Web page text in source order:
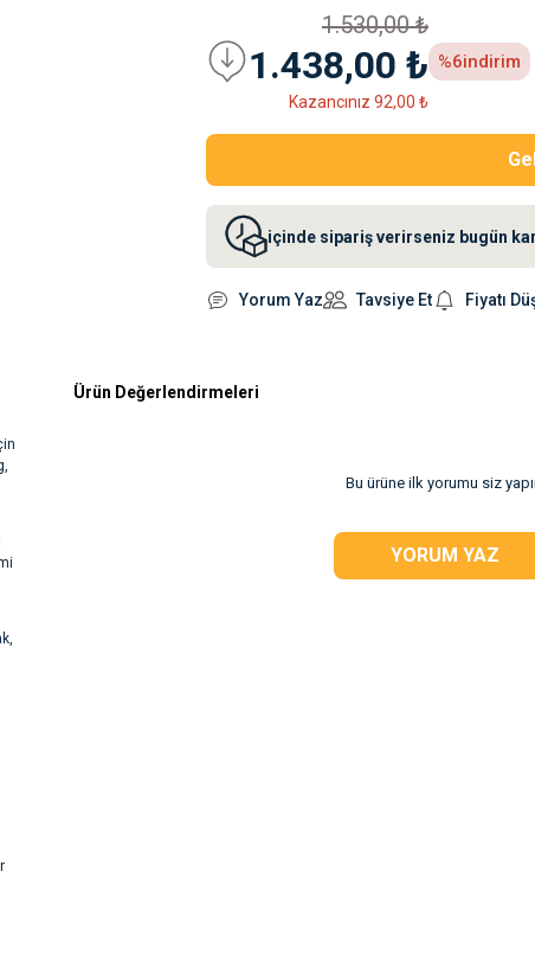
1.530,00 ₺
1.438,00 ₺
Kazancınız 92,00 ₺
%6indirim
içinde sipariş verirseniz bugün
Yorum Yaz Tavsiye Et Fiyatı
Ürün Değerlendirmeleri
Bu ürüne ilk yorumu siz
YORUM YAZ